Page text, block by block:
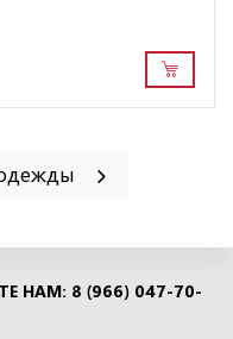
НАМ: 8 (966) 047-70-